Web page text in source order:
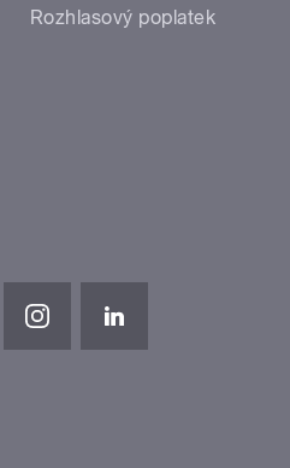
Rozhlasový poplatek